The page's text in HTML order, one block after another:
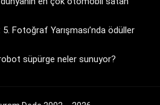
Fotoğraf Yarışması’nda ödüller
süpürge neler sunuyor?